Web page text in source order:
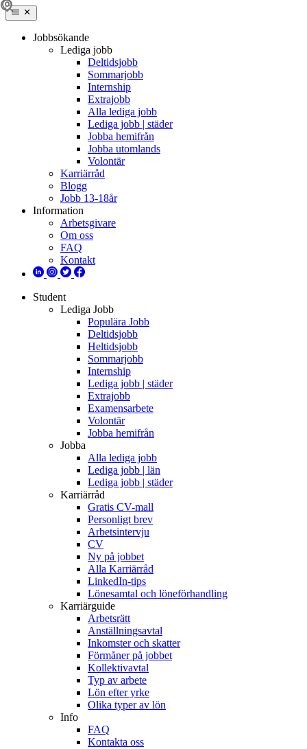
Jobbsökande
Lediga jobb
Deltidsjobb
Sommarjobb
Internship
Extrajobb
Alla lediga jobb
Lediga jobb | städer
Jobba hemifrån
Jobba utomlands
Volontär
Karriärråd
Blogg
Jobb 13-18år
Information
Arbetsgivare
Om oss
FAQ
Kontakt
Student
Lediga Jobb
Populära Jobb
Deltidsjobb
Heltidsjobb
Sommarjobb
Internship
Lediga jobb | städer
Extrajobb
Examensarbete
Volontär
Jobba hemifrån
Jobba
Alla lediga jobb
Lediga jobb | län
Lediga jobb | städer
Karriärråd
Gratis CV-mall
Personligt brev
Arbetsintervju
CV
Ny på jobbet
Alla Karriärråd
LinkedIn-tips
Lönesamtal och löneförhandling
Karriärguide
Arbetsrätt
Anställningsavtal
Inkomster och skatter
Förmåner på jobbet
Kollektivavtal
Typ av arbete
Lön efter yrke
Olika typer av lön
Info
FAQ
Kontakta oss